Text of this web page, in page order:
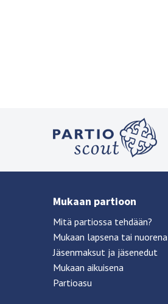
Mukaan partioon
Mitä partiossa tehdään?
Mukaan lapsena tai nuorena
Jäsenmaksut ja jäsenedut
Mukaan aikuisena
Partioasu